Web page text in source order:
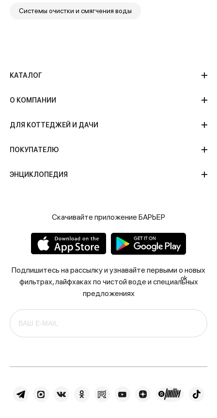
Системы очистки и смягчения воды
КАТАЛОГ
О КОМПАНИИ
ДЛЯ КОТТЕДЖЕЙ И ДАЧИ
ПОКУПАТЕЛЮ
ЭНЦИКЛОПЕДИЯ
Скачивайте приложение БАРЬЕР
Подпишитесь на рассылку и узнавайте первыми о новых
фильтрах, лайфхаках по чистой воде и специальных
предложениях
ok